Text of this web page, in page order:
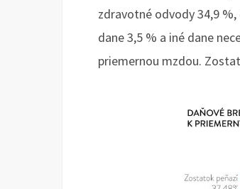
zdravotné odvody 34,9
dane 3,5 % a iné dane
priemernou mzdou.